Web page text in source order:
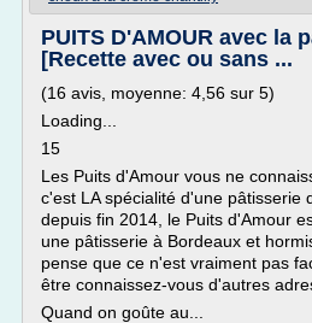
PUITS D'AMOUR avec la
[Recette avec ou sans ...
(16 avis, moyenne: 4,56 sur 5)
Loading...
15
Les Puits d'Amour vous ne
c'est LA spécialité d'une pâtisserie
depuis fin 2014, le Puits d'Amour
une pâtisserie à Bordeaux et
pense que ce n'est vraiment pas
être connaissez-vous d'autres
Quand on goûte au...